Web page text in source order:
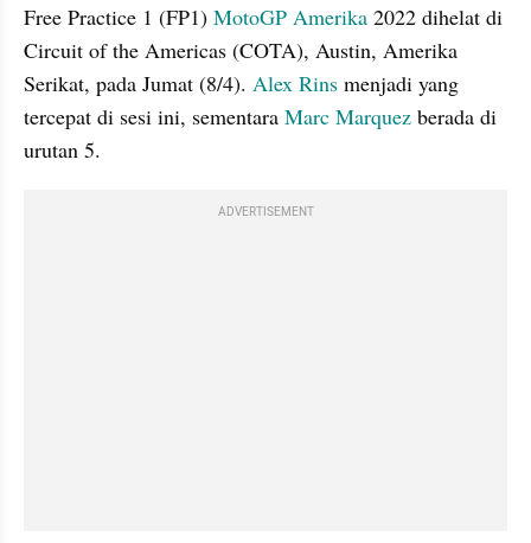
Free Practice 1 (FP1) MotoGP Amerika 2022 dihelat di
Circuit of the Americas (COTA), Austin, Amerika
Serikat, pada Jumat (8/4). Alex Rins menjadi yang
tercepat di sesi ini, sementara Marc Marquez berada di
urutan 5.
ADVERTISEMENT